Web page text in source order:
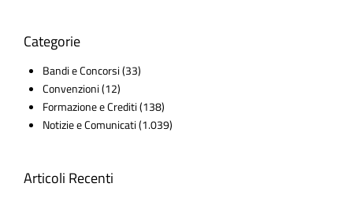
Categorie
Bandi e Concorsi(33)
Convenzioni(12)
Formazione e Crediti(138)
Notizie e Comunicati(1.039)
Articoli Recenti